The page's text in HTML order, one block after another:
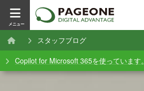
メニュー
スタッフブログ
Copilot for Microsoft 365を使っています。